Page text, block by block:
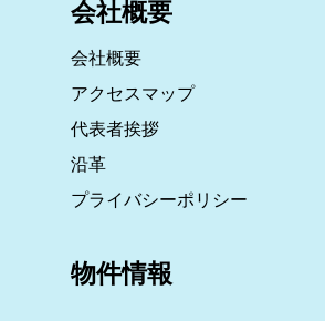
会社概要
会社概要
アクセスマップ
代表者挨拶
沿革
プライバシーポリシー
物件情報